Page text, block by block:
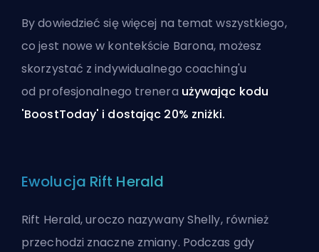
By dowiedzieć się więcej na temat wszystkiego,
co jest nowe w kontekście Barona, możesz
skorzystać z indywidualnego coaching'u
od profesjonalnego trenera używając kodu
'BoostToday' i dostając 20% zniżki.
Ewolucja Rift Herald
Rift Herald, uroczo nazywany Shelly, również
przechodzi znaczne zmiany. Podczas gdy